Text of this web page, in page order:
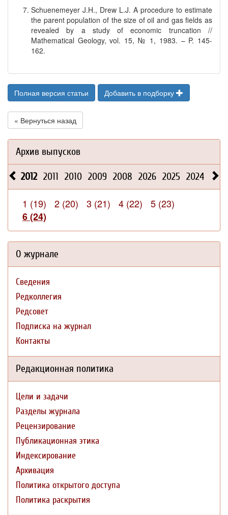
Schuenemeyer J.H., Drew L.J. A procedure to estimate
the parent population of the size of oil and gas fields as
revealed by a study of economic truncation //
Mathematical Geology, vol. 15, № 1, 1983. – P. 145-
162.
Полная версия статьи Добавить в подборку
« Вернуться назад
Архив выпусков
2012 2011 2010 2009 2008 2026 2025 2024 2023
1 (19) 2 (20) 3 (21) 4 (22)
5 (23)
6 (24)
О журнале
Сведения
Редколлегия
Редсовет
Подписка на журнал
Контакты
Редакционная политика
Цели и задачи
Разделы журнала
Рецензирование
Публикационная этика
Индексирование
Архивация
Политика открытого доступа
Политика раскрытия